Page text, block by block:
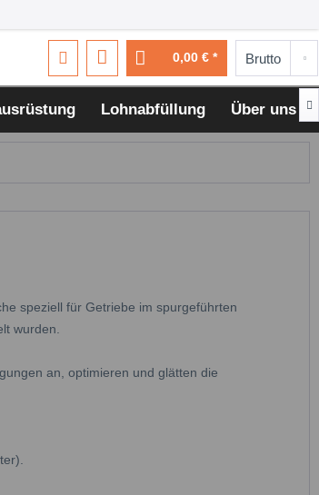
0,00 € *
Lohnabfüllung Über uns 
speziell für Getriebe im spurgeführten
wurden.
an, optimieren und glätten die